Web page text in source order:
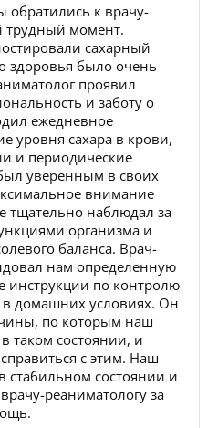
к врачу-
трудный момент.
сахарный
здоровья было очень
проявил
и заботу о
ежедневное
уровня сахара в крови,
и периодические
уверенным в своих
внимание
тщательно наблюдал за
организма и
баланса. Врач-
нам определенную
инструкции по контролю
в домашних условиях. Он
по которым наш
таком состоянии, и
с этим. Наш
стабильном состоянии и
реаниматологу за